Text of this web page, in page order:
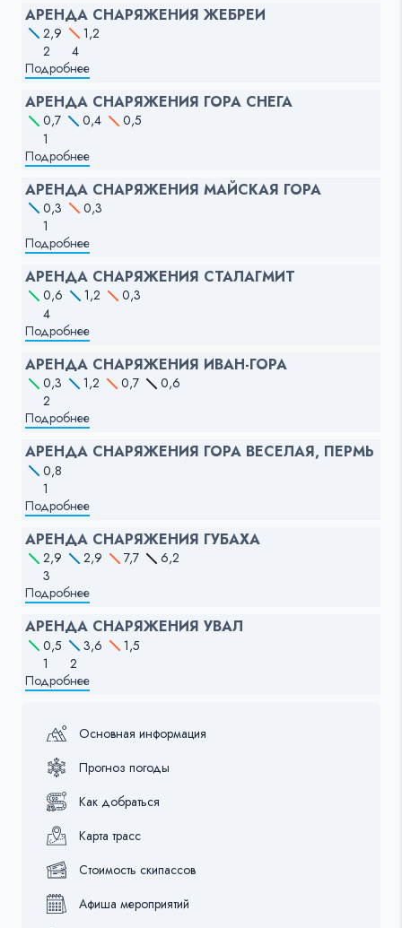
АРЕНДА СНАРЯЖЕНИЯ ЖЕБРЕИ
2,9
1,2
2
4
Подробнее
АРЕНДА СНАРЯЖЕНИЯ ГОРА СНЕГА
0,7 0,4
0,5
1
Подробнее
АРЕНДА СНАРЯЖЕНИЯ МАЙСКАЯ ГОРА
0,3
0,3
1
Подробнее
АРЕНДА СНАРЯЖЕНИЯ СТАЛАГМИТ
0,6 1,2
0,3
4
Подробнее
АРЕНДА СНАРЯЖЕНИЯ ИВАН-ГОРА
0,3 1,2 0,7
0,6
2
Подробнее
АРЕНДА СНАРЯЖЕНИЯ ГОРА ВЕСЕЛАЯ, ПЕРМЬ
0,8
1
Подробнее
АРЕНДА СНАРЯЖЕНИЯ ГУБАХА
2,9 2,9 7,7
6,2
3
Подробнее
АРЕНДА СНАРЯЖЕНИЯ УВАЛ
0,5 3,6
1,5
1
2
Подробнее
Основная информация
Прогноз погоды
Как добраться
Карта трасс
Стоимость скипассов
Афиша мероприятий